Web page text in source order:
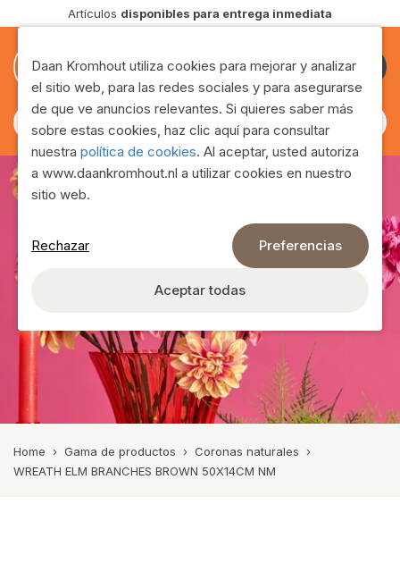
Entrega entoda Europa
Hágase
cliente
Gamma de productos
Home › Gama de productos › Coronas naturales ›
WREATH ELM BRANCHES BROWN 50X14CM NM
Daan Kromhout utiliza cookies para mejorar y analizar
el sitio web, para las redes sociales y para asegurarse
de que ve anuncios relevantes. Si quieres saber más
sobre estas cookies, haz clic aquí para consultar
nuestra política de cookies. Al aceptar, usted autoriza
a www.daankromhout.nl a utilizar cookies en nuestro
sitio web.
Rechazar Preferencias
Aceptar todas